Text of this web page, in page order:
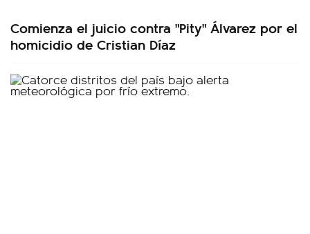
Comienza el juicio contra "Pity" Álvarez por el
homicidio de Cristian Díaz